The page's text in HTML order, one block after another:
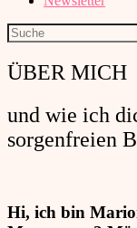
ÜBER MICH
und wie ich
sorgenfreien
Hi, ich bin